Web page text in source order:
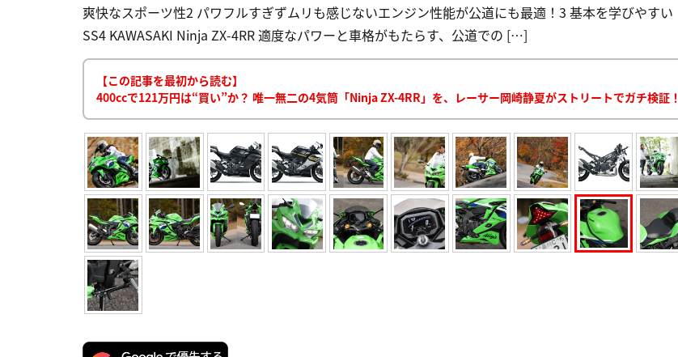
爽快なスポーツ性2 パワフルすぎずムリも感じないエンジン性能が公道にも最適！3 基本を学びやすい
SS4 KAWASAKI Ninja ZX-4RR 適度なパワーと車格がもたらす、公道での […]
【この記事を最初から読む】
400ccで121万円は“買い”か？ 唯一無二の4気筒「Ninja ZX-4RR」を、レーサー岡崎静夏がストリートでガチ検証！